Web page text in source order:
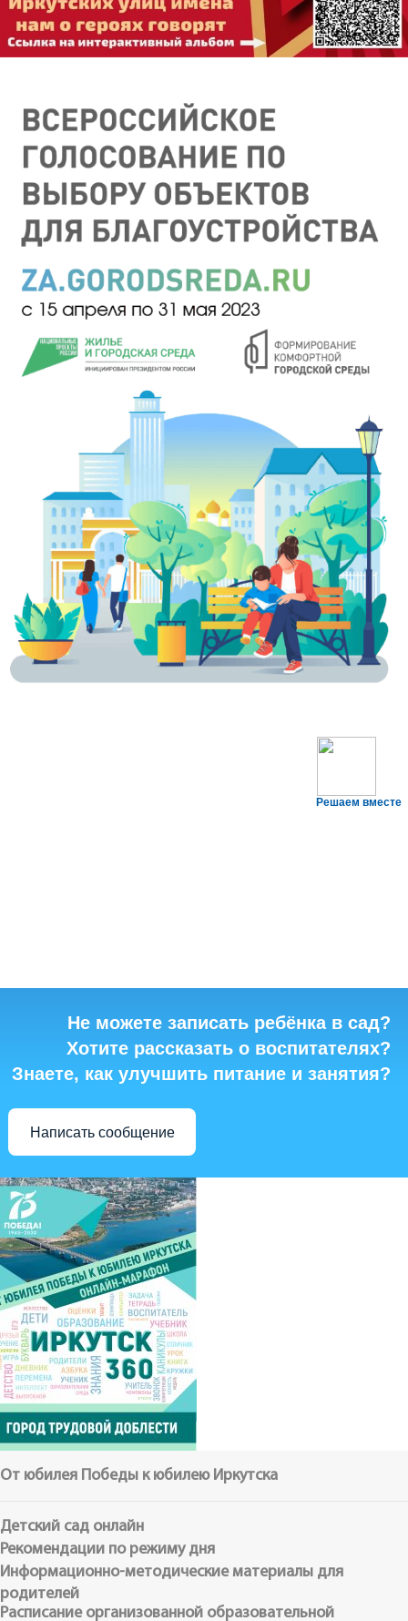
Решаем вместе
Не можете записать ребёнка в сад?
Хотите рассказать о воспитателях?
Знаете, как улучшить питание и занятия?
Написать сообщение
От юбилея Победы к юбилею Иркутска
Детский сад онлайн
Рекомендации по режиму дня
Информационно-методические материалы для
родителей
Расписание организованной образовательной